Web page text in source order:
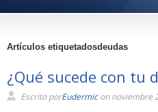
Artículos etiquetadosdeudas
¿Qué sucede con tu
Escrito porEudermicon noviembre